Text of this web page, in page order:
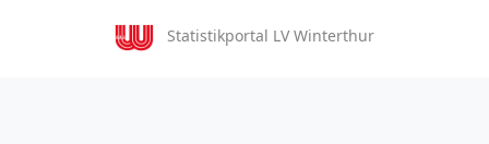
Statistikportal LV Winterthur